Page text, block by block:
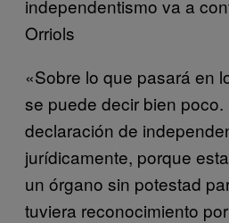
independentismo va a
Orriols
«Sobre lo que pasará en
se puede decir bien
declaración de
jurídicamente, porque
un órgano sin potestad
tuviera reconocimiento